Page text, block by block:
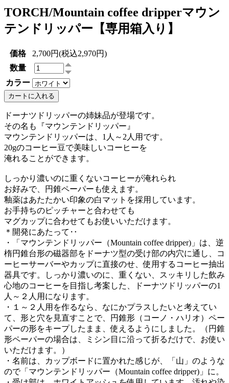
TORCH/Mountain coffee dripperマウン
テンドリッパー【専用箱入り】
価格
2,700円(税込2,970円)
数量
カラー
カートに入れる
ドーナツドリッパーの姉妹品が登場です。
その名も『マウンテンドリッパー』
マウンテンドリッパーは、1人～2人用です。
20gのコーヒー豆で美味しいコーヒーを
淹れることができます。
しっかり濃いのに重くないコーヒーが淹れられ
お好みで、円錐ペーパーも使えます。
釉薬はあたたかい印象の白マットを採用しています。
お手持ちのピッチャーと合わせても
マグカップに合わせてもお使いいただけます。
＊開発にあたって‥
・「マウンテンドリッパー（Mountain coffee dripper)」は、逆
楕円錐台形の磁器部をドーナツ型の受け部の内穴に通し、コ
ーヒーサーバーやカップに直接のせ、使用するコーヒー抽出
器具です。しっかり濃いのに、重くない、スッキリした飲み
心地のコーヒーを目指し考案した、ドーナツドリッパーの1
人～２人用になります。
・１～２人用を作るなら、なにかプラスしたいと考えてい
て、形と穴を見直すことで、円錐形（コーノ・ハリオ）ペー
パーの形をキープしたまま、使えるようにしました。（円錐
形ペーパーの場合は、ミシン目に沿って折るだけで、お使い
いただけます。）
・名前は、カップボードに置かれた感じが、「山」のような
ので「マウンテンドリッパー（Mountain coffee dripper)」に。